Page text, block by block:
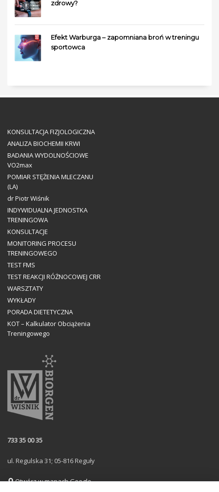
zdrowy?
Efekt Warburga – zapomniana broń w treningu
sportowca
KONSULTACJA FIZJOLOGICZNA
ANALIZA BIOCHEMII KRWI
BADANIA WYDOLNOŚCIOWE
VO2max
POMIAR STĘŻENIA MLECZANU
(LA)
dr Piotr Wiśnik
INDYWIDUALNA JEDNOSTKA
TRENINGOWA
KONSULTACJE
MONITORING PROCESU
TRENINGOWEGO
TEST FMS
TEST REAKCJI RÓŻNOCOWEJ CRR
WARSZTATY
WYKŁADY
PORADA DIETETYCZNA
KOT – Kalkulator Obciążenia
Treningowego
733 35 00 35
ul. Regulska 31; 05-816 Reguły
Otwórz w mapach Google